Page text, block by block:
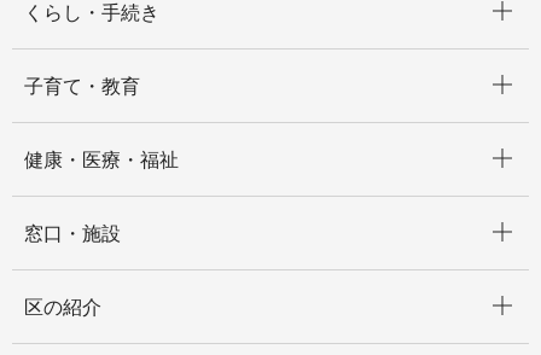
くらし・手続き
子育て・教育
健康・医療・福祉
窓口・施設
区の紹介